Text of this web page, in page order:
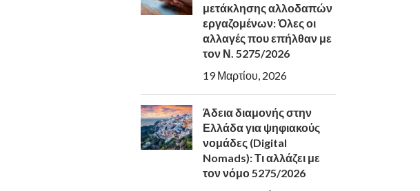
μετάκλησης αλλοδαπών
εργαζομένων: Όλες οι
αλλαγές που επήλθαν με
τον Ν. 5275/2026
19 Μαρτίου, 2026
Άδεια διαμονής στην
Ελλάδα για ψηφιακούς
νομάδες (Digital
Nomads): Τι αλλάζει με
τον νόμο 5275/2026